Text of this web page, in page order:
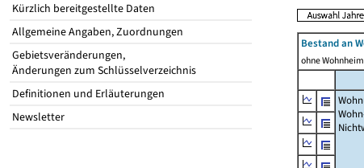
Kürzlich bereitgestellte Daten
Allgemeine Angaben, Zuordnungen
Gebietsveränderungen,
Änderungen zum Schlüsselverzeichnis
Definitionen und Erläuterungen
Newsletter
Bestand an
ohne